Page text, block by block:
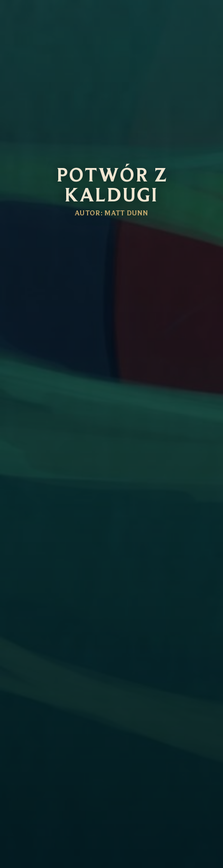
POTWÓR Z
KALDUGI
AUTOR: MATT DUNN